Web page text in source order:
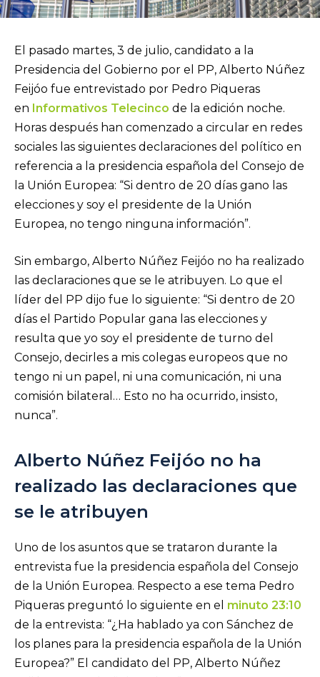
El pasado martes, 3 de julio, candidato a la
Presidencia del Gobierno por el PP, Alberto Núñez
Feijóo fue entrevistado por Pedro Piqueras
en Informativos Telecinco de la edición noche.
Horas después han comenzado a circular en redes
sociales las siguientes declaraciones del político en
referencia a la presidencia española del Consejo de
la Unión Europea: “Si dentro de 20 días gano las
elecciones y soy el presidente de la Unión
Europea, no tengo ninguna información”.
Sin embargo, Alberto Núñez Feijóo no ha realizado
las declaraciones que se le atribuyen. Lo que el
líder del PP dijo fue lo siguiente: “Si dentro de 20
días el Partido Popular gana las elecciones y
resulta que yo soy el presidente de turno del
Consejo, decirles a mis colegas europeos que no
tengo ni un papel, ni una comunicación, ni una
comisión bilateral… Esto no ha ocurrido, insisto,
nunca”.
Alberto Núñez Feijóo no ha
realizado las declaraciones que
se le atribuyen
Uno de los asuntos que se trataron durante la
entrevista fue la presidencia española del Consejo
de la Unión Europea. Respecto a ese tema Pedro
Piqueras preguntó lo siguiente en el minuto 23:10
de la entrevista: “¿Ha hablado ya con Sánchez de
los planes para la presidencia española de la Unión
Europea?” El candidato del PP, Alberto Núñez